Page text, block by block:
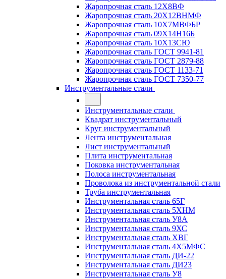
Жаропрочная сталь 12Х8ВФ
Жаропрочная сталь 20Х12ВНМФ
Жаропрочная сталь 10Х7МВФБР
Жаропрочная сталь 09Х14Н16Б
Жаропрочная сталь 10Х13СЮ
Жаропрочная сталь ГОСТ 9941-81
Жаропрочная сталь ГОСТ 2879-88
Жаропрочная сталь ГОСТ 1133-71
Жаропрочная сталь ГОСТ 7350-77
Инструментальные стали
Инструментальные стали
Квадрат инструментальный
Круг инструментальный
Лента инструментальная
Лист инструментальный
Плита инструментальная
Поковка инструментальная
Полоса инструментальная
Проволока из инструментальной стали
Труба инструментальная
Инструментальная сталь 65Г
Инструментальная сталь 5ХНМ
Инструментальная сталь У8А
Инструментальная сталь 9ХС
Инструментальная сталь ХВГ
Инструментальная сталь 4Х5МФС
Инструментальная сталь ДИ-22
Инструментальная сталь ДИ23
Инструментальная сталь У8